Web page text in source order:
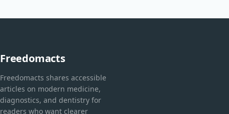
Freedomacts
Freedomacts shares accessible
articles on modern medicine,
diagnostics, and dentistry for
readers who want clearer